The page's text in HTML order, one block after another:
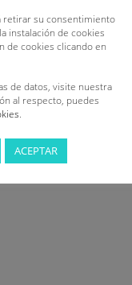
retirar su consentimiento
instalación de cookies
de cookies clicando en
de datos, visite nuestra
al respecto, puedes
.
ACEPTAR